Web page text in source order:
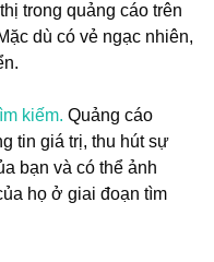
trong quảng cáo trên
dù có vẻ ngạc nhiên,
kiếm. Quảng cáo
tin giá trị, thu hút sự
bạn và có thể ảnh
họ ở giai đoạn tìm